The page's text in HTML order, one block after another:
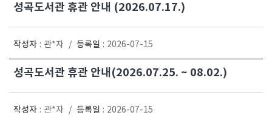
성곡도서관 휴관 안내 (2026.07.17.)
작성자 : 관*자 / 등록일 : 2026-07-15
성곡도서관 휴관 안내(2026.07.25. ~ 08.02.)
작성자 : 관*자 / 등록일 : 2026-07-15